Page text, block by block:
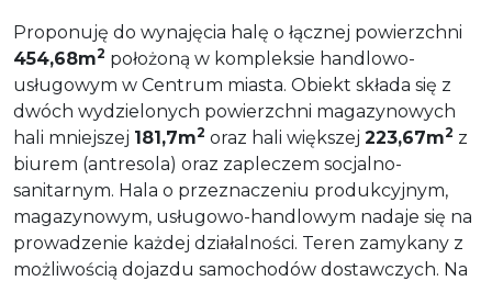
Proponuję do wynajęcia halę o łącznej powierzchni
454,68m2 położoną w kompleksie handlowo-
usługowym w Centrum miasta. Obiekt składa się z
dwóch wydzielonych powierzchni magazynowych
hali mniejszej 181,7m2 oraz hali większej 223,67m2 z
biurem (antresola) oraz zapleczem socjalno-
sanitarnym. Hala o przeznaczeniu produkcyjnym,
magazynowym, usługowo-handlowym nadaje się na
prowadzenie każdej działalności. Teren zamykany z
możliwością dojazdu samochodów dostawczych. Na